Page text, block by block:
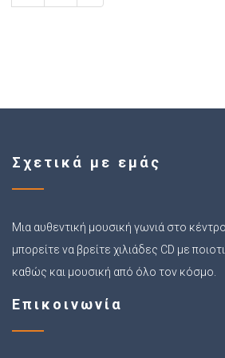
Σχετικά με εμάς
Μια αυθεντική μουσική γωνιά στο
μπορείτε να βρείτε χιλιάδες CD με
καθώς και μουσική από όλο τον κόσμο.
Επικοινωνία